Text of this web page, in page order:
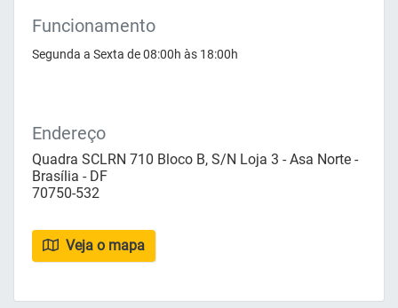
Funcionamento
Segunda a Sexta de 08:00h às 18:00h
Endereço
Quadra SCLRN 710 Bloco B, S/N Loja 3 - Asa Norte -
Brasília - DF
70750-532
Veja o mapa